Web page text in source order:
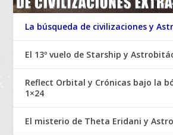
La búsqueda de civilizaciones y
El 13º vuelo de Starship y
Reflect Orbital y Crónicas bajo la
1×24
El misterio de Theta Eridani y